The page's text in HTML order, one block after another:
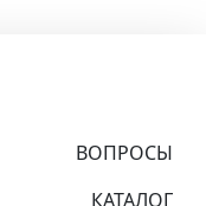
ВОПРОСЫ
КАТАЛОГ